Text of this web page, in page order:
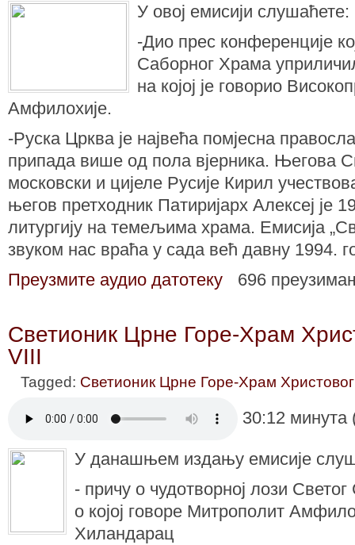
У овој емисији слушаћете:
-Дио прес конференције
Саборног Храма
на којој је говорио
Амфилохије.
-Руска Црква је највећа помјесна
припада више од пола вјерника. Његова
московски и цијеле Русије Кирил
његов претходник Патиријарх Алексеј је
литургију на темељима храма. Емисија
звуком нас враћа у сада већ давну 1994.
Преузмите аудио датотеку
696
Светионик Црне Горе-Храм
VIII
Tagged: Светионик Црне Горе-Храм
30:12
У данашњем издању емисије
- причу о чудотворној лози
о којој говоре Митрополит
Хиландарац